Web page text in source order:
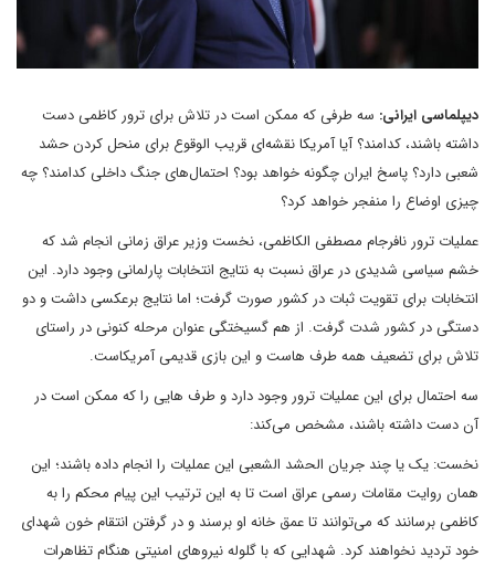
دیپلماسی ایرانی: سه طرفی که ممکن است در تلاش برای ترور کاظمی دست
داشته باشند، کدامند؟ آیا آمریکا نقشه‌ای قریب الوقوع برای منحل کردن حشد
شعبی دارد؟ پاسخ ایران چگونه خواهد بود؟ احتمال‌های جنگ داخلی کدامند؟ چه
چیزی اوضاع را منفجر خواهد کرد؟
عملیات ترور نافرجام مصطفی الکاظمی، نخست وزیر عراق زمانی انجام شد که
خشم سیاسی شدیدی در عراق نسبت به نتایج انتخابات پارلمانی وجود دارد. این
انتخابات برای تقویت ثبات در کشور صورت گرفت؛ اما نتایج برعکسی داشت و دو
دستگی در کشور شدت گرفت. از هم گسیختگی عنوان مرحله کنونی در راستای
تلاش برای تضعیف همه‌ طرف هاست و این بازی قدیمی آمریکاست.
سه احتمال برای این عملیات ترور وجود دارد و طرف هایی را که ممکن است در
آن دست داشته باشند، مشخص می‌کند:
نخست: یک یا چند جریان الحشد الشعبی این عملیات را انجام داده باشند؛ این
همان روایت مقامات رسمی عراق است تا به این ترتیب این پیام محکم را به
کاظمی برسانند که می‌توانند تا عمق خانه او برسند و در گرفتن انتقام خون شهدای
خود تردید نخواهند کرد. شهدایی که با گلوله نیروهای امنیتی هنگام تظاهرات